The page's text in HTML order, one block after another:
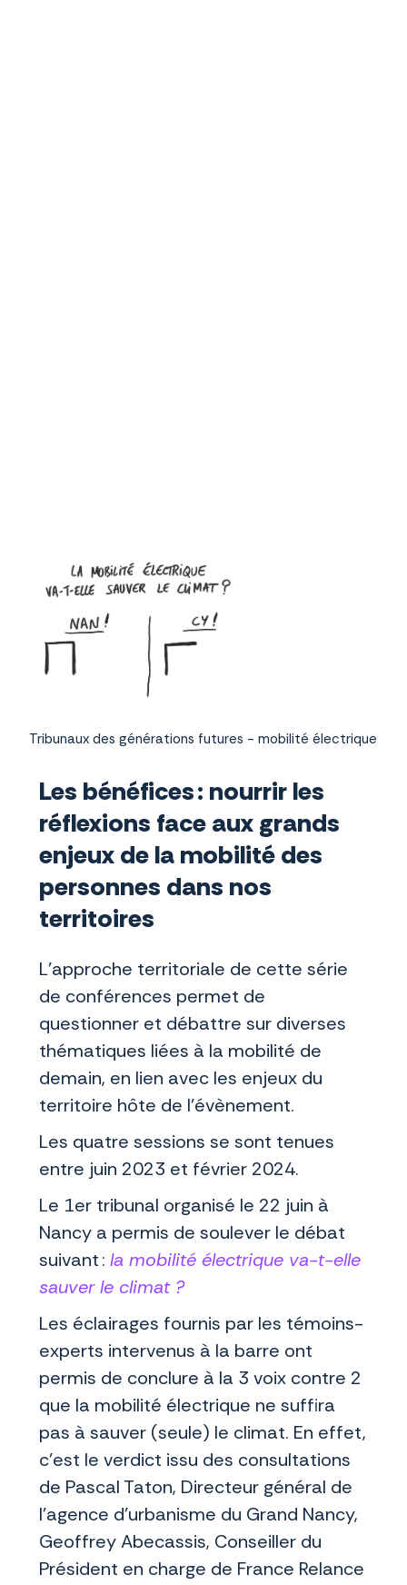
Tribunaux des générations futures - mobilité électrique
Les bénéfices : nourrir les
réflexions face aux grands
enjeux de la mobilité des
personnes dans nos
territoires
L’approche territoriale de cette série
de conférences permet de
questionner et débattre sur diverses
thématiques liées à la mobilité de
demain, en lien avec les enjeux du
territoire hôte de l’évènement.
Les quatre sessions se sont tenues
entre juin 2023 et février 2024.
Le 1er tribunal organisé le 22 juin à
Nancy a permis de soulever le débat
suivant : la mobilité électrique va-t-elle
sauver le climat ?
Les éclairages fournis par les témoins-
experts intervenus à la barre ont
permis de conclure à la 3 voix contre 2
que la mobilité électrique ne suffira
pas à sauver (seule) le climat. En effet,
c’est le verdict issu des consultations
de Pascal Taton, Directeur général de
l’agence d’urbanisme du Grand Nancy,
Geoffrey Abecassis, Conseiller du
Président en charge de France Relance